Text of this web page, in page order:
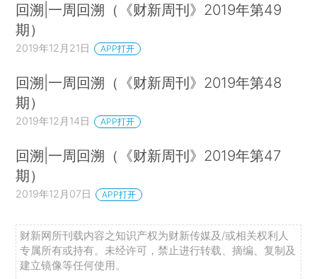
回溯|一周回溯（《财新周刊》2019年第49
期）
2019年12月21日 APP打开
回溯|一周回溯（《财新周刊》2019年第48
期）
2019年12月14日 APP打开
回溯|一周回溯（《财新周刊》2019年第47
期）
2019年12月07日 APP打开
财新网所刊载内容之知识产权为财新传媒及/或相关权利人
专属所有或持有。未经许可，禁止进行转载、摘编、复制及
建立镜像等任何使用。